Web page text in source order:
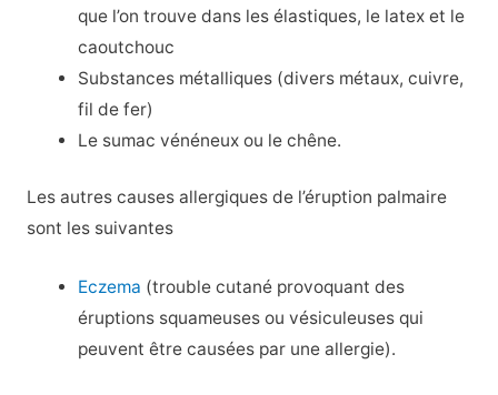
que l’on trouve dans les élastiques, le latex et le
caoutchouc
Substances métalliques (divers métaux, cuivre,
fil de fer)
Le sumac vénéneux ou le chêne.
Les autres causes allergiques de l’éruption palmaire
sont les suivantes
Eczema (trouble cutané provoquant des
éruptions squameuses ou vésiculeuses qui
peuvent être causées par une allergie).